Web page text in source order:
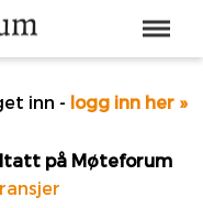
inn - logg inn her »
på Møteforum